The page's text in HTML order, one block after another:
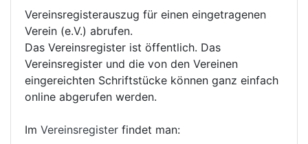
Vereinsregisterauszug für einen eingetragenen
Verein (e.V.) abrufen.
Das Vereinsregister ist öffentlich. Das
Vereinsregister und die von den Vereinen
eingereichten Schriftstücke können ganz einfach
online abgerufen werden.
Im Vereinsregister findet man: